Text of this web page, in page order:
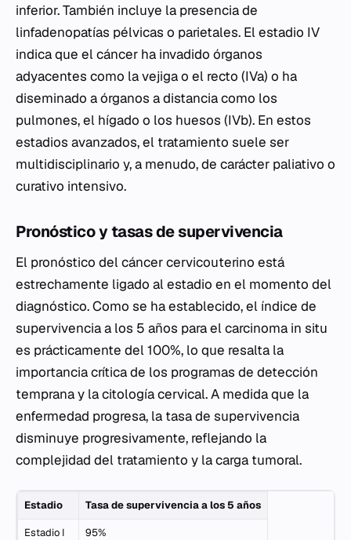
inferior. También incluye la presencia de
linfadenopatías pélvicas o parietales. El estadio IV
indica que el cáncer ha invadido órganos
adyacentes como la vejiga o el recto (IVa) o ha
diseminado a órganos a distancia como los
pulmones, el hígado o los huesos (IVb). En estos
estadios avanzados, el tratamiento suele ser
multidisciplinario y, a menudo, de carácter paliativo o
curativo intensivo.
Pronóstico y tasas de supervivencia
El pronóstico del cáncer cervicouterino está
estrechamente ligado al estadio en el momento del
diagnóstico. Como se ha establecido, el índice de
supervivencia a los 5 años para el carcinoma in situ
es prácticamente del 100%, lo que resalta la
importancia crítica de los programas de detección
temprana y la citología cervical. A medida que la
enfermedad progresa, la tasa de supervivencia
disminuye progresivamente, reflejando la
complejidad del tratamiento y la carga tumoral.
Estadio Tasa de supervivencia a los 5 años
Estadio I 95%